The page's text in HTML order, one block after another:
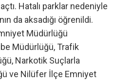
Hatalı parklar nedeniyle
da aksadığı öğrenildi.
Müdürlüğü
Müdürlüğü, Trafik
Narkotik Suçlarla
ve Nilüfer İlçe Emniyet